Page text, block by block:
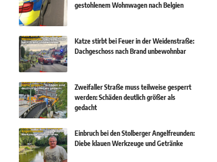
gestohlenem Wohnwagen nach Belgien
Katze stirbt bei Feuer in der Weidenstraße:
Dachgeschoss nach Brand unbewohnbar
Zweifaller Straße muss teilweise gesperrt
werden: Schäden deutlich größer als
gedacht
Einbruch bei den Stolberger Angelfreunden:
Diebe klauen Werkzeuge und Getränke